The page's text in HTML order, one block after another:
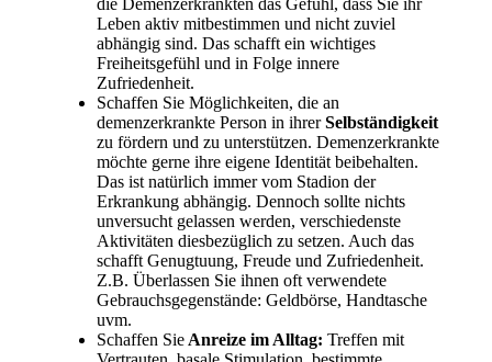
Leben aktiv mitbestimmen und nicht zuviel
abhängig sind. Das schafft ein wichtiges
Freiheitsgefühl und in Folge innere
Zufriedenheit.
Schaffen Sie Möglichkeiten, die an
demenzerkrankte Person in ihrerSelbständigkeit
zu fördern und zu unterstützen. Demenzerkrankte
möchte gerne ihre eigene Identität beibehalten.
Das ist natürlich immer vom Stadion der
Erkrankung abhängig. Dennoch sollte nichts
unversucht gelassen werden, verschiedenste
Aktivitäten diesbezüglich zu setzen. Auch das
schafft Genugtuung, Freude und Zufriedenheit.
Z.B. Überlassen Sie ihnen oft verwendete
Gebrauchsgegenstände: Geldbörse, Handtasche
uvm.
Schaffen Sie Anreize im Alltag: Treffen mit